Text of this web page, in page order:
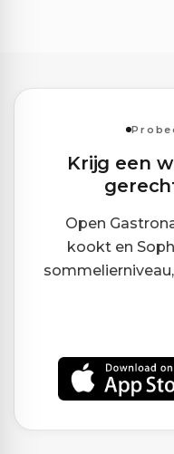
Krijg een
Open
kookt en